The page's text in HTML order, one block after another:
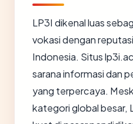
LP3I dikenal luas
vokasi dengan
Indonesia. Situs
sarana informasi dan
yang terpercaya.
kategori global besar,